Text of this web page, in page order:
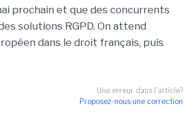
prochain et que des concurrents
solutions RGPD. On attend
dans le droit français, puis
Une erreur dans l'article?
Proposez-nous une correction